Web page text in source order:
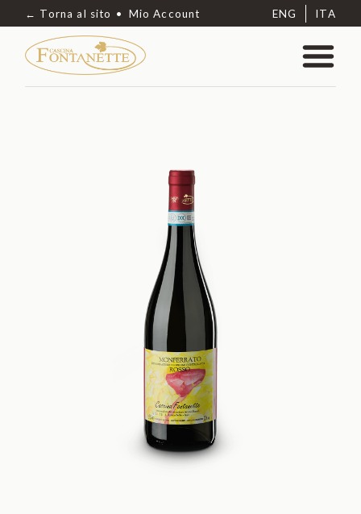
← Torna al sito Mio Account ENG ITA